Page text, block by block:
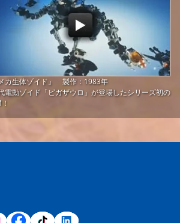
メカ生体ゾイド』 製作：1983年
電動ゾイド「ビガザウロ」が登場したシリーズ初の